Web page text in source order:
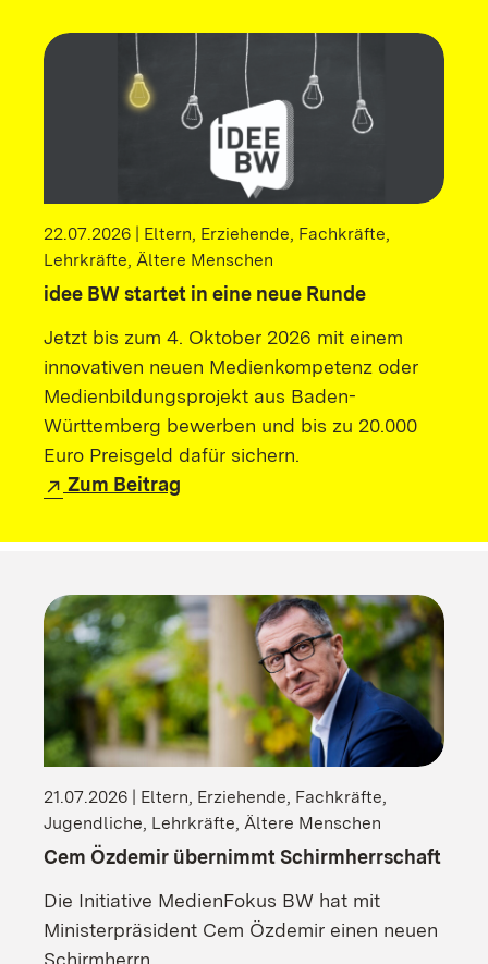
22.07.2026 | Eltern, Erziehende, Fachkräfte,
Lehrkräfte, Ältere Menschen
idee BW startet in eine neue Runde
Jetzt bis zum 4. Oktober 2026 mit einem
innovativen neuen Medienkompetenz oder
Medienbildungsprojekt aus Baden-
Württemberg bewerben und bis zu 20.000
Euro Preisgeld dafür sichern.
Zum Beitrag
21.07.2026 | Eltern, Erziehende, Fachkräfte,
Jugendliche, Lehrkräfte, Ältere Menschen
Cem Özdemir übernimmt Schirmherrschaft
Die Initiative MedienFokus BW hat mit
Ministerpräsident Cem Özdemir einen neuen
Schirmherrn.